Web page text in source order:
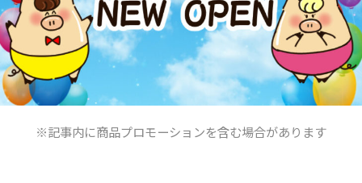
※記事内に商品プロモーションを含む場合があります